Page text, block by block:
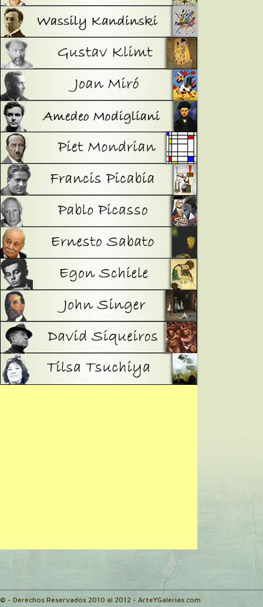
© - Derechos Reservados 2010 al 2012 - ArteYGalerias.com